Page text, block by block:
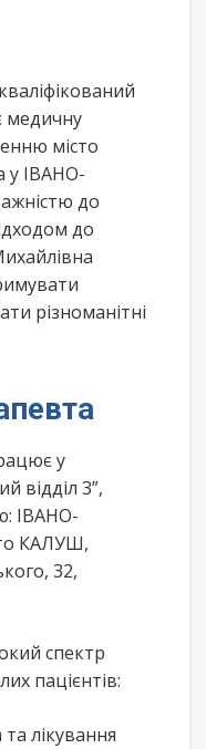
медичну
місто
у ІВАНО-
до
до
різноманітні
у
відділ 3”,
ІВАНО-
КАЛУШ,
32,
спектр
пацієнтів:
лікування